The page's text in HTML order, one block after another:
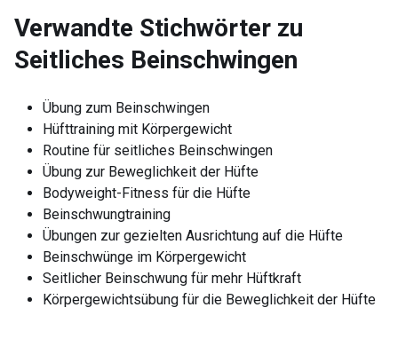
Verwandte Stichwörter zu
Seitliches Beinschwingen
Übung zum Beinschwingen
Hüfttraining mit Körpergewicht
Routine für seitliches Beinschwingen
Übung zur Beweglichkeit der Hüfte
Bodyweight-Fitness für die Hüfte
Beinschwungtraining
Übungen zur gezielten Ausrichtung auf die Hüfte
Beinschwünge im Körpergewicht
Seitlicher Beinschwung für mehr Hüftkraft
Körpergewichtsübung für die Beweglichkeit der Hüfte